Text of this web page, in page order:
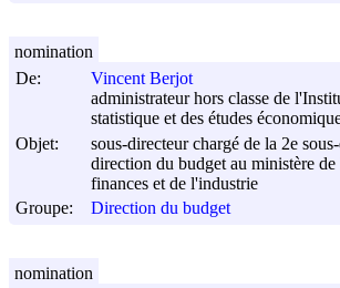
De:
Vincent Berjot
administrateur hors classe de
statistique et des études
Objet:
sous-directeur chargé de la 2e
direction du budget au ministère
finances et de l'industrie
Groupe:
Direction du budget
nomination
nomination